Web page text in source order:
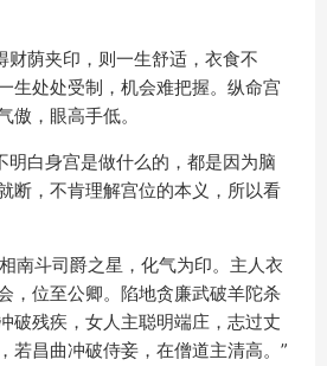
财荫夹印，则一生舒适，衣食不
生处处受制，机会难把握。纵命宫
傲，眼高手低。
明白身宫是做什么的，都是因为脑
断，不肯理解宫位的本义，所以看
南斗司爵之星，化气为印。主人衣
，位至公卿。陷地贪廉武破羊陀杀
破残疾，女人主聪明端庄，志过丈
若昌曲冲破侍妾，在僧道主清高。”